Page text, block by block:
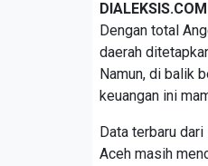
Dengan total
daerah
Namun, di balik
keuangan ini
Data terbaru
Aceh masih